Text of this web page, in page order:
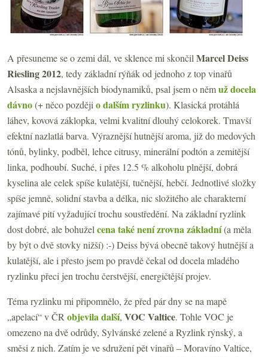
A přesuneme se o zemi dál, ve sklence mi skončil Marcel Deiss
Riesling 2012, tedy základní rýňák od jednoho z top vinařů
Alsaska a nejslavnějších biodynamiků, psal jsem o němuž docela
dávno(+ něco později o dalším ryzlinku). Klasická protáhlá
láhev, kovová záklopka, velmi kvalitní dlouhý celokorek. Tmavší
efektní nazlatlá barva. Výraznější hutnější aroma, již do medových
tónů, bylinky, podběl, lehce citrusy, minerální podtón a zemitější
linka, podhoubí. Suché, i přes 12.5 % alkoholu plnější, dobrá
kyselina ale celek spíše kulatější, tučnější, hebčí. Jednotlivé složky
spíše jemně, solidní stavba a délka, nic složitého ale charakterní
zajímavé pití vyžadující trochu soustředění. Na základní ryzlink
dost dobré, ale bohužel cena také není zrovna základní(a měla
by být o dvě stovky nižší) :-) Deiss bývá obecně takový hutnější a
kulatější, ale i přesto jsem po pravdě čekal od docela mladého
ryzlinku přeci jen trochu čerstvější, energičtější projev.
Téma ryzlinku mi připomnělo, že před pár dny se na mapě
„apelací“ v ČR objevila další, VOC Valtice. Tohle VOC je
omezeno na dvě odrůdy, Sylvánské zelené a Ryzlink rýnský, a
směsi z nich. Zatím je ve sdružení pět vinařů – Moravíno Valtice,